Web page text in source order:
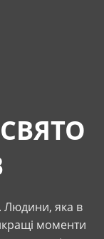
Людини, яка в
моменти